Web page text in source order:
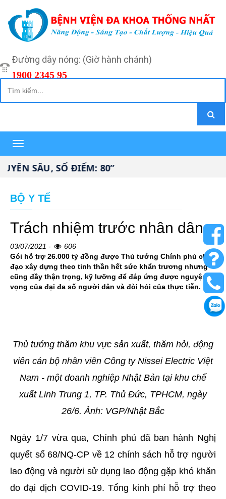
Đường dây nóng: (Giờ hành chánh)
1900 2345 95
Toggle
navigation
SỐ ĐIỂM: 80”
BỘ Y TẾ
Trách nhiệm trước nhân dân
03/07/2021 -
606
Gói hỗ trợ 26.000 tỷ đồng được Thủ tướng Chính phủ chỉ
đạo xây dựng theo tinh thần hết sức khẩn trương nhưng
cũng đầy thận trọng, kỹ lưỡng để đáp ứng được nguyện
vọng của đại đa số người dân và đòi hỏi của thực tiễn.
Thủ tướng thăm khu vực sản xuất, thăm hỏi, động
viên cán bộ nhân viên Công ty Nissei Electric Việt
Nam - một doanh nghiệp Nhật Bản tại khu chế
xuất Linh Trung 1, TP. Thủ Đức, TPHCM, ngày
26/6. Ảnh: VGP/Nhật Bắc
Ngày 1/7 vừa qua, Chính phủ đã ban hành Nghị
quyết số 68/NQ-CP về 12 chính sách hỗ trợ người
lao động và người sử dụng lao động gặp khó khăn
do đại dịch COVID-19. Tổng kinh phí hỗ trợ theo